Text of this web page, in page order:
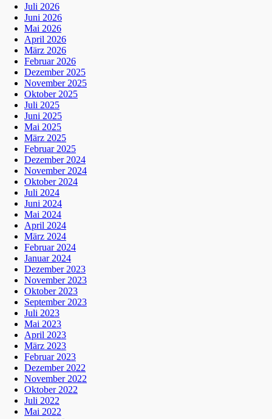
Juli 2026
Juni 2026
Mai 2026
April 2026
März 2026
Februar 2026
Dezember 2025
November 2025
Oktober 2025
Juli 2025
Juni 2025
Mai 2025
März 2025
Februar 2025
Dezember 2024
November 2024
Oktober 2024
Juli 2024
Juni 2024
Mai 2024
April 2024
März 2024
Februar 2024
Januar 2024
Dezember 2023
November 2023
Oktober 2023
September 2023
Juli 2023
Mai 2023
April 2023
März 2023
Februar 2023
Dezember 2022
November 2022
Oktober 2022
Juli 2022
Mai 2022